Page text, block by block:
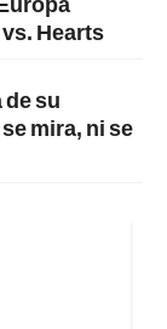
Hearts
su
mira, ni se